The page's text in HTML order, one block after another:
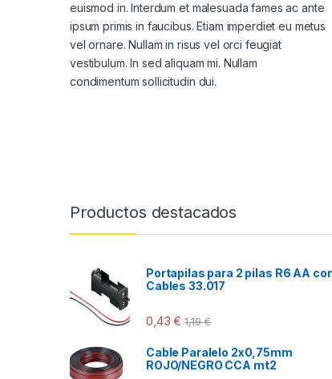
euismod in. Interdum et malesuada fames ac ante
ipsum primis in faucibus. Etiam imperdiet eu metus
vel ornare. Nullam in risus vel orci feugiat
vestibulum. In sed aliquam mi. Nullam
condimentum sollicitudin dui.
Productos destacados
Portapilas para 2 pilas R6 AA
Cables 33.017
0,43€ 1,19€
Cable Paralelo 2x0,75mm
ROJO/NEGRO CCA mt2